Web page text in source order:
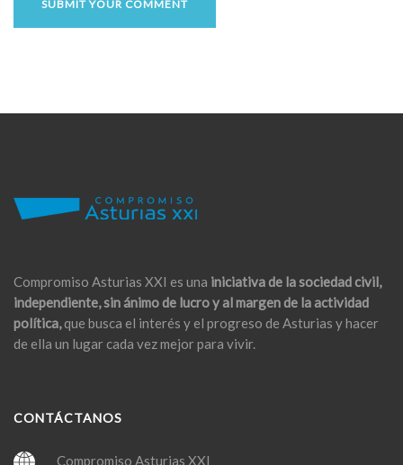
Compromiso Asturias XXI es una iniciativa de la sociedad civil,
independiente, sin ánimo de lucro y al margen de la actividad
política,que busca el interés y el progreso de Asturias y hacer
de ella un lugar cada vez mejor para vivir.
CONTÁCTANOS
Compromiso Asturias XXI